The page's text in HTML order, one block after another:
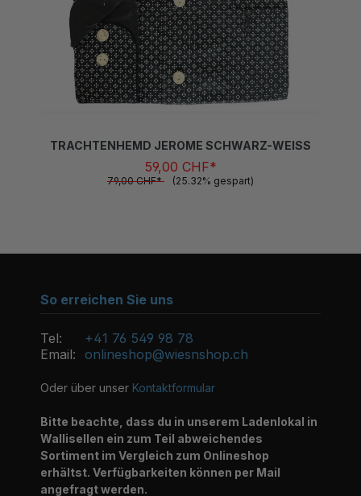
59,00 CHF*
79,00 CHF* (25.32% gespart)
So erreichen Sie uns
Tel:
+41 76 549 98 78
Email: onlineshop@wiesnshop.ch
Oder über unser Kontaktformular
Bitte beachte, dass du in unserem Ladenlokal in
Wallisellen ein zum Teil abweichendes
Sortiment im Vergleich zum Onlineshop
erhältst. Verfügbarkeiten können per Mail
angefragt werden.